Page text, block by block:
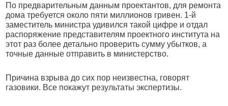
По предварительным данным проектантов, для ремонта
дома требуется около пяти миллионов гривен. 1-й
заместитель министра удивился такой цифре и отдал
распоряжение представителям проектного института на
этот раз более детально проверить сумму убытков, а
точные данные отправить в министерство.
Причина взрыва до сих пор неизвестна, говорят
газовики. Все покажут результаты экспертизы.